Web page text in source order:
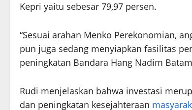
Kepri yaitu sebesar 79,97 persen.
“Sesuai arahan Menko Perekonomian,
pun juga sedang menyiapkan fasilitas
peningkatan Bandara Hang Nadim
Rudi menjelaskan bahwa investasi
dan peningkatan kesejahteraan